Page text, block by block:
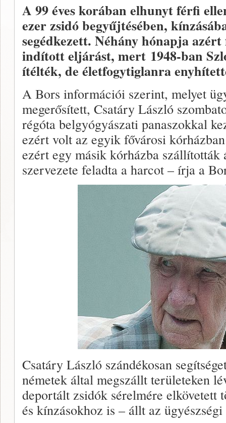
A 99 éves korában elhunyt férfi
ezer zsidó begyűjtésében,
segédkezett. Néhány hónapja
indított eljárást, mert 1948-ban
ítélték, de életfogytiglanra
A Bors információi szerint, melyet
megerősített, Csatáry László
régóta belgyógyászati panaszokkal
ezért volt az egyik fővárosi
ezért egy másik kórházba szállították
szervezete feladta a harcot – írja a
Csatáry László szándékosan
németek által megszállt területeken
deportált zsidók sérelmére elkövetett
és kínzásokhoz is – állt az